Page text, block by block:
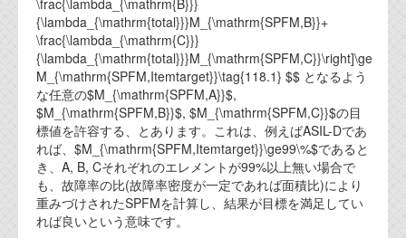
機能安全ブログ
設計ブログ
テクノロジ
外部投稿記事
ブログテーマ
技術文書
ご希望の方は、お問い合わせページから
\frac{\lambda_{\mathrm{B}}}
{\lambda_{\mathrm{total}}}M_{\mathrm{SPFM,B}}+
\frac{\lambda_{\mathrm{C}}}
{\lambda_{\mathrm{total}}}M_{\mathrm{SPFM,C}}\right]\ge
M_{\mathrm{SPFM,Itemtarget}}\tag{118.1} $$ となるよう
な任意の$M_{\mathrm{SPFM,A}}$,
$M_{\mathrm{SPFM,B}}$, $M_{\mathrm{SPFM,C}}$の目
標値を許容する、とあります。これは、例えばASIL-Dであ
れば、$M_{\mathrm{SPFM,Itemtarget}}\ge99\%$であると
き、A, B, Cそれぞれのエレメントが99%以上無い場合で
も、故障率の比(故障率密度が一定であれば面積比)により
重みづけされたSPFMを計算し、結果が目標を満足してい
れば良いという意味です。